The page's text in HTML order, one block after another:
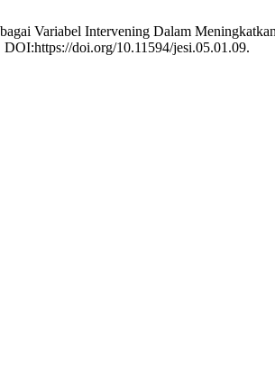
Variabel Intervening Dalam
doi.org/10.11594/jesi.05.01.09.